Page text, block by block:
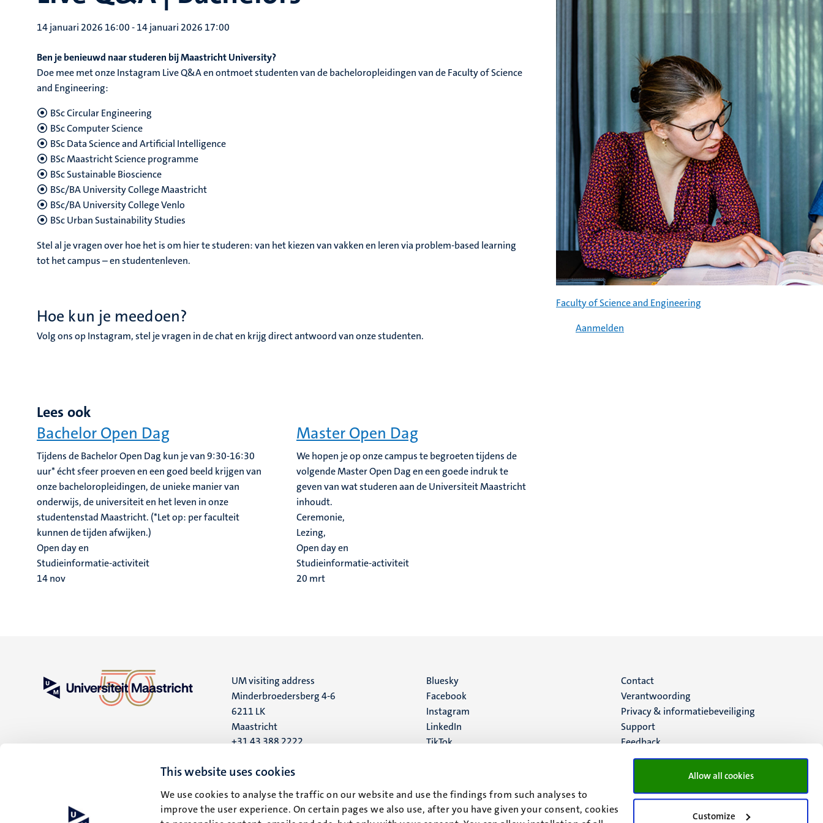
This website uses cookies
We use cookies to analyse the traffic on our website and use the findings from such analyses to
improve the user experience. On certain pages we also use, after you have given your consent, cookies
Allow all cookies
Customize
14 januari 2026 16:00-14 januari 2026 17:00
Ben je benieuwd naar studeren bij Maastricht University?
Doe mee met onze Instagram Live Q&A en ontmoet studenten van de bacheloropleidingen van de Faculty of Science
and Engineering:
BSc Circular Engineering
BSc Computer Science
BSc Data Science and Artificial Intelligence
BSc Maastricht Science programme
BSc Sustainable Bioscience
BSc/BA University College Maastricht
BSc/BA University College Venlo
BSc Urban Sustainability Studies
Stel al je vragen over hoe het is om hier te studeren: van het kiezen van vakken en leren via problem-based learning
tot het campus – en studentenleven.
Hoe kun je meedoen?
Volg ons op Instagram, stel je vragen in de chat en krijg direct antwoord van onze studenten.
Faculty of Science and Engineering
Aanmelden
Lees ook
Bachelor Open Dag
Tijdens de Bachelor Open Dag kun je van 9:30-16:30
uur* écht sfeer proeven en een goed beeld krijgen van
onze bacheloropleidingen, de unieke manier van
onderwijs, de universiteit en het leven in onze
studentenstad Maastricht. (*Let op: per faculteit
kunnen de tijden afwijken.)
Open day en
Studieinformatie-activiteit
14nov
Master Open Dag
We hopen je op onze campus te begroeten tijdens de
volgende Master Open Dag en een goede indruk te
geven van wat studeren aan de Universiteit Maastricht
inhoudt.
Ceremonie,
Lezing,
Open day en
Studieinformatie-activiteit
20 mrt
UM visiting address
Minderbroedersberg 4-6
6211 LK
Maastricht
+31 43 388 2222
UM postal address
6200 MD
Maastricht
Social
media
Bluesky
Facebook
Instagram
LinkedIn
TikTok
Menu
footer
(NL)
Contact
Verantwoording
Privacy & informatiebeveiliging
Support
Feedback